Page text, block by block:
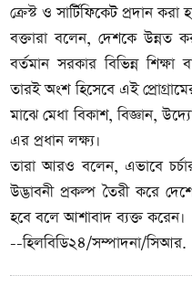
ক্রেস্ট ও সার্টিফিকেট প্রদান করা
বক্তারা বলেন, দেশকে উন্নত
বর্তমান সরকার বিভিন্ন শিক্ষা
তারই অংশ হিসেবে এই
মাঝে মেধা বিকাশ, বিজ্ঞান,
এর প্রধান লক্ষ্য।
তারা আরও বলেন, এভাবে
উদ্ভাবনী প্রকল্প তৈরী করে
হবে বলে আশাবাদ ব্যক্ত করেন।
--হিলবিডি২৪/সম্পাদনা/সিআর.